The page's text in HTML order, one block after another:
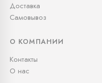
Доставка
Самовывоз
О КОМПАНИИ
Контакты
О нас